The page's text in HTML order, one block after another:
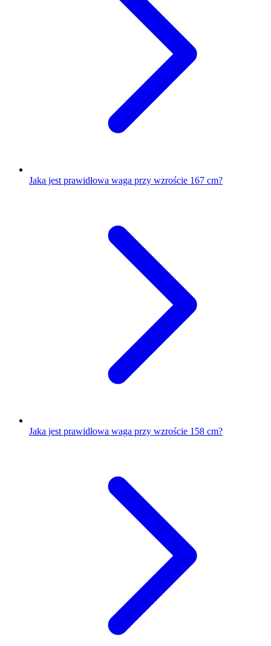
Jaka jest prawidłowa waga przy wzroście 167 cm?
Jaka jest prawidłowa waga przy wzroście 158 cm?